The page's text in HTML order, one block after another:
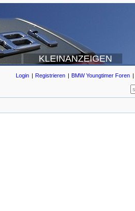
KLEINANZEIGEN
Login Registrieren BMW Youngtimer Foren